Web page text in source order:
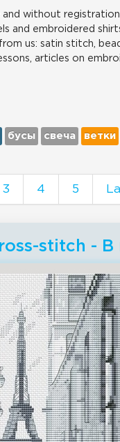
without registration.
and embroidered
us: satin stitch,
articles on
бусы свеча ветки
3 4 5
stitch -